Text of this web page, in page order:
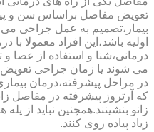
تعویض مفاصل براساس سن و
بیمار،تصمیم به عمل جراحی می
اولیه باشد،این افراد معمولا با
درمانی،شنا و استفاده از عصا
می شوند یا زمان جراحی
در مراحل پیشرفته،درمان
که آرتروز پیشرفته در مفاصل
زانو بنشینند.همچنین نباید از پله
زیاد پیاده روی کنند.